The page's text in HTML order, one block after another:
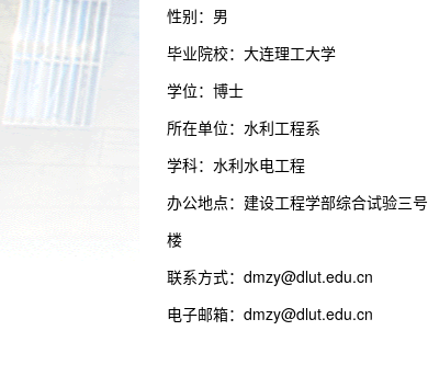
性别：男
毕业院校：大连理工大学
学位：博士
所在单位：水利工程系
学科：水利水电工程
办公地点：建设工程学部综合试验三号
楼
联系方式： dmzy@dlut.edu.cn
电子邮箱： dmzy@dlut.edu.cn